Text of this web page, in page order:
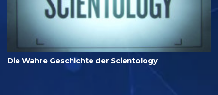
Die Wahre Geschichte der Scientology